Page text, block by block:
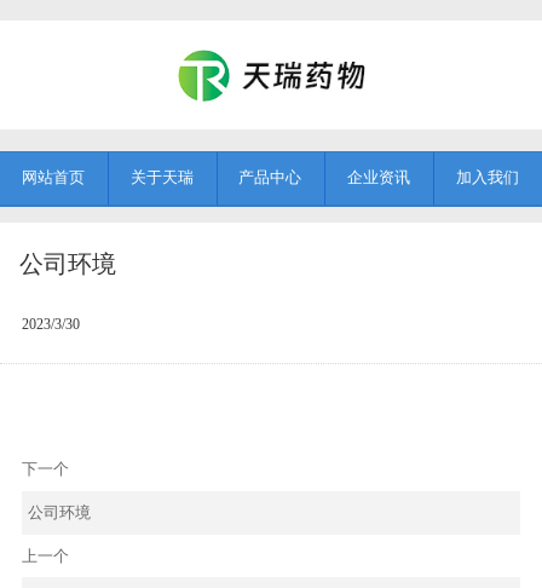
网站首页 关于天瑞 产品中心 企业资讯 加入我们
公司环境
2023/3/30
下一个
公司环境
上一个